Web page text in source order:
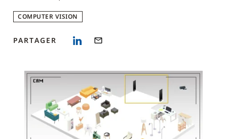
COMPUTER VISION
PARTAGER